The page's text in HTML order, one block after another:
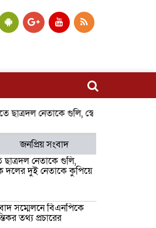
নেতাকে গুলি, স্বেচ্ছাসেবক দলের দুই
জনপ্রিয় সংবাদ
ছাত্রদল নেতাকে গুলি,
দলের দুই নেতাকে কুপিয়ে
সম্মেলনে বিএনপিকে
তথ্য প্রচারের